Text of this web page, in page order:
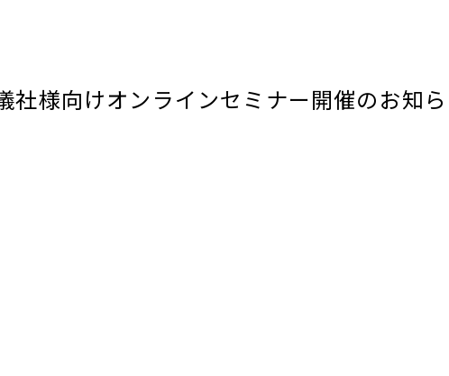
様向けオンラインセミナー開催のお知ら